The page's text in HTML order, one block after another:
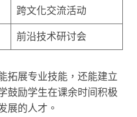
跨文化交流活动
前沿技术研讨会
拓展专业技能，还能建立
鼓励学生在课余时间积极
展的人才。